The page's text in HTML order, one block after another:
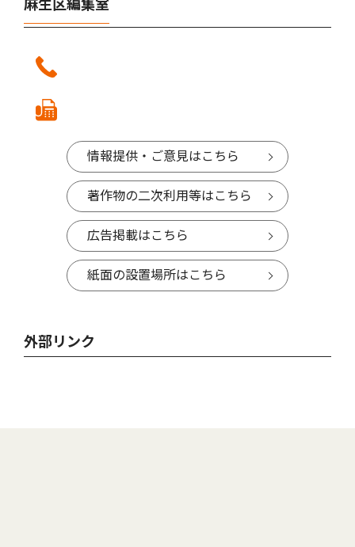
麻生区編集室
情報提供・ご意見はこちら
著作物の二次利用等はこちら
広告掲載はこちら
紙面の設置場所はこちら
外部リンク